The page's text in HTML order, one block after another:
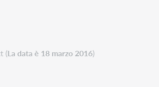
(La data è 18 marzo 2016)